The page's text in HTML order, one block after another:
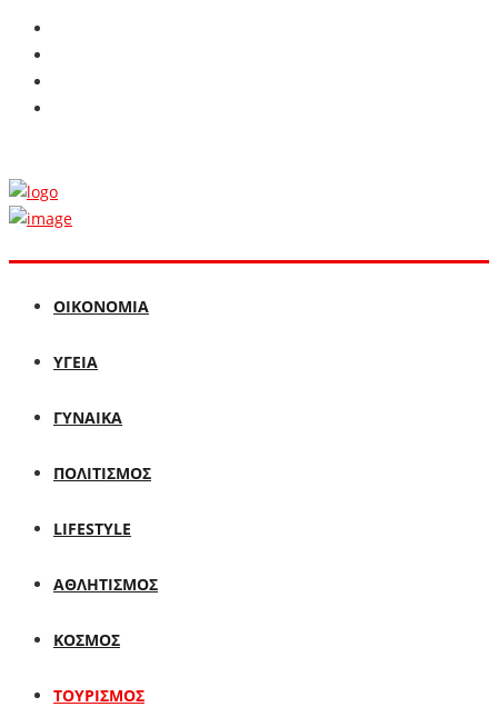
ΟΙΚΟΝΟΜΙΑ
ΥΓΕΙΑ
ΓΥΝΑΙΚΑ
ΠΟΛΙΤΙΣΜΟΣ
LIFESTYLE
ΑΘΛΗΤΙΣΜΟΣ
ΚΟΣΜΟΣ
ΤΟΥΡΙΣΜΟΣ